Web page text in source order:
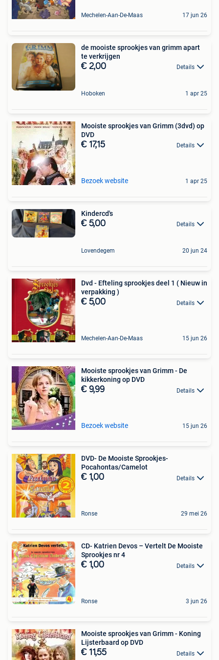
Mechelen-Aan-De-Maas 17 jun 26
de mooiste sprookjes van grimm apart
te verkrijgen
€ 2,00 Details
Hoboken 1 apr 25
Mooiste sprookjes van Grimm (3dvd) op
DVD
€ 17,15 Details
Bezoek website 1 apr 25
Kindercd's
€ 5,00 Details
Lovendegem 20 jun 24
Dvd - Efteling sprookjes deel 1 ( Nieuw in
verpakking )
€ 5,00 Details
Mechelen-Aan-De-Maas 15 jun 26
Mooiste sprookjes van Grimm - De
kikkerkoning op DVD
€ 9,99 Details
Bezoek website 15 jun 26
DVD- De Mooiste Sprookjes-
Pocahontas/Camelot
€ 1,00 Details
Ronse 29 mei 26
CD- Katrien Devos – Vertelt De Mooiste
Sprookjes nr 4
€ 1,00 Details
Ronse 3 jun 26
Mooiste sprookjes van Grimm - Koning
Lijsterbaard op DVD
€ 11,55 Details